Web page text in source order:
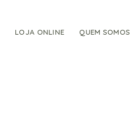
contentLOJA ONLINE QUEM SOMOS